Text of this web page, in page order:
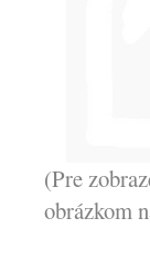
(Pre
obrázkom